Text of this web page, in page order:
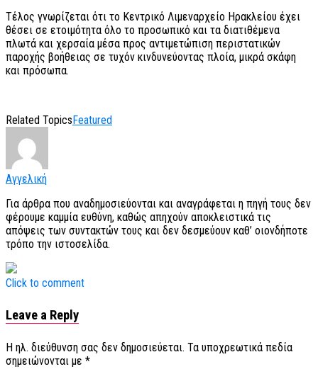
Τέλος γνωρίζεται ότι το Κεντρικό Λιμεναρχείο Ηρακλείου έχει
θέσει σε ετοιμότητα όλο το προσωπικό και τα διατιθέμενα
πλωτά και χερσαία μέσα προς αντιμετώπιση περιστατικών
παροχής βοήθειας σε τυχόν κινδυνεύοντας πλοία, μικρά σκάφη
και πρόσωπα.
Related Topics Featured
Αγγελική
Για άρθρα που αναδημοσιεύονται και αναγράφεται η πηγή τους δεν
φέρουμε καμμία ευθύνη, καθώς απηχούν αποκλειστικά τις
απόψεις των συντακτών τους και δεν δεσμεύουν καθ’ οιονδήποτε
τρόπο την ιστοσελίδα.
Click to comment
Leave a Reply
Η ηλ. διεύθυνση σας δεν δημοσιεύεται. Τα υποχρεωτικά πεδία
σημειώνονται με *